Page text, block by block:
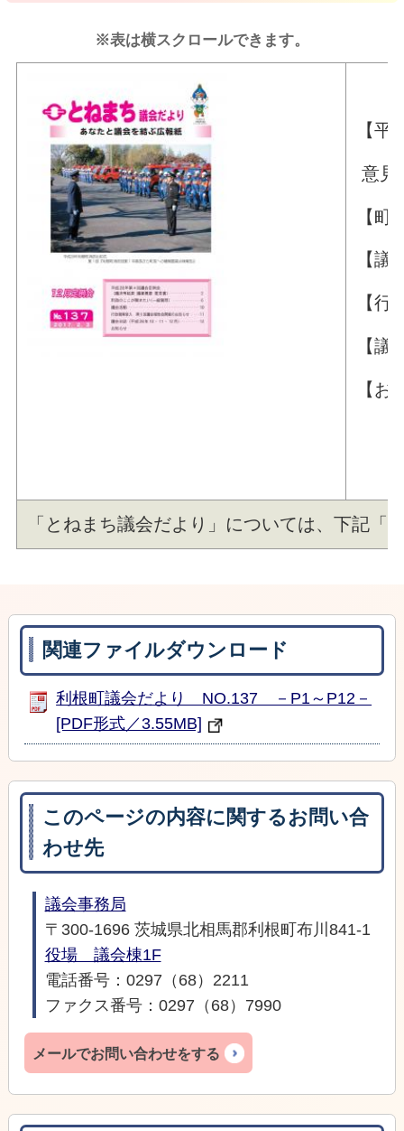
※表は横スクロールできます。
【
意見
【
【議
【
【
【お
「とねまち議会だより」については、下記
関連ファイルダウンロード
利根町議会だより NO.137 －P1～P12－
[PDF形式／3.55MB]
このページの内容に関するお問い合
わせ先
議会事務局
〒300-1696 茨城県北相馬郡利根町布川841-1
役場 議会棟1F
電話番号：0297（68）2211
ファクス番号：0297（68）7990
メールでお問い合わせをする